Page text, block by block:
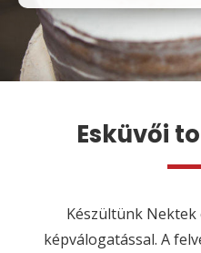
Esküvői
Készültünk
képválogatással. A